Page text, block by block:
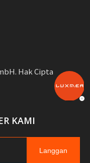
Hak Cipta
KAMI
Langgan